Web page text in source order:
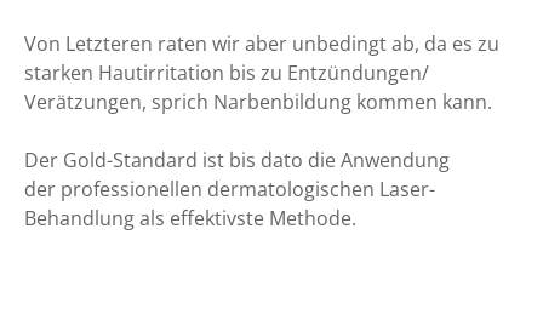
Von Letzteren raten wir aber unbedingt ab, da es zu
starken Hautirritation bis zu Entzündungen/
Verätzungen, sprich Narbenbildung kommen kann.
Der Gold-Standard ist bis dato die Anwendung
der professionellen dermatologischen Laser-
Behandlung als effektivste Methode.